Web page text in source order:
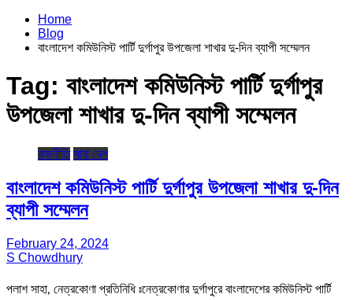
Home
Blog
বাংলাদেশ কমিউনিস্ট পার্টি দুর্গাপুর উপজেলা শাখার দু-দিন ব্যাপী সম্মেলন
Tag: বাংলাদেশ কমিউনিস্ট পার্টি দুর্গাপুর
উপজেলা শাখার দু-দিন ব্যাপী সম্মেলন
রাজনীতি সারা দেশ
বাংলাদেশ কমিউনিস্ট পার্টি দুর্গাপুর উপজেলা শাখার দু-দিন
ব্যাপী সম্মেলন
February 24, 2024
S Chowdhury
পলাশ সাহা, নেত্রকোণা প্রতিনিধি ঃনেত্রকোণার দুর্গাপুরে বাংলাদেশের কমিউনিস্ট পার্টি